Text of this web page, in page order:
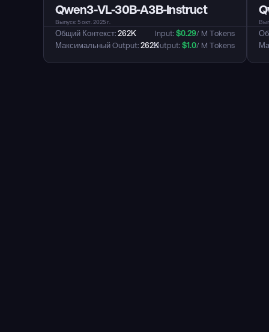
Qwen3-VL-30B-A3B-Instruct
Выпуск: 5 окт. 2025 г.
Общий Контекст: 262K
Максимальный Output: 262K
Input: $0.29/ M Tokens
Output: $1.0/ M Tokens